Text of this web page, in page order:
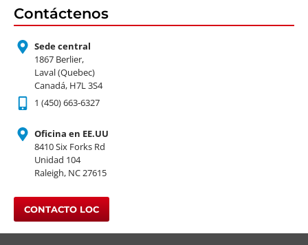
Contáctenos
Sede central
1867 Berlier,
Laval (Quebec)
Canadá, H7L 3S4
1 (450) 663-6327
Oficina en EE.UU
8410 Six Forks Rd
Unidad 104
Raleigh, NC 27615
CONTACTO LOC